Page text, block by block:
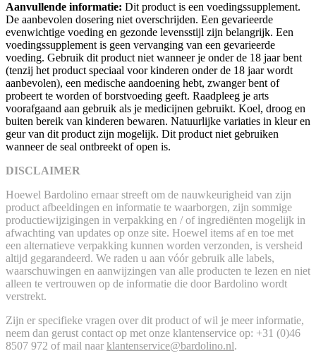
Aanvullende informatie: Dit product is een voedingssupplement.
De aanbevolen dosering niet overschrijden. Een gevarieerde
evenwichtige voeding en gezonde levensstijl zijn belangrijk. Een
voedingssupplement is geen vervanging van een gevarieerde
voeding. Gebruik dit product niet wanneer je onder de 18 jaar bent
(tenzij het product speciaal voor kinderen onder de 18 jaar wordt
aanbevolen), een medische aandoening hebt, zwanger bent of
probeert te worden of borstvoeding geeft. Raadpleeg je arts
voorafgaand aan gebruik als je medicijnen gebruikt. Koel, droog en
buiten bereik van kinderen bewaren. Natuurlijke variaties in kleur en
geur van dit product zijn mogelijk. Dit product niet gebruiken
wanneer de seal ontbreekt of open is.
DISCLAIMER
Hoewel Bardolino ernaar streeft om de nauwkeurigheid van zijn
product afbeeldingen en informatie te waarborgen, zijn sommige
productiewijzigingen in verpakking en / of ingrediënten mogelijk in
afwachting van updates op onze site. Hoewel items af en toe met
een alternatieve verpakking kunnen worden verzonden, is versheid
altijd gegarandeerd. We raden u aan vóór gebruik alle labels,
waarschuwingen en aanwijzingen van alle producten te lezen en niet
alleen te vertrouwen op de informatie die door Bardolino wordt
verstrekt.
Zijn er specifieke vragen over dit product of wil je meer informatie,
neem dan gerust contact op met onze klantenservice op: +31 (0)46
8507 972 of mail naar klantenservice@bardolino.nl.